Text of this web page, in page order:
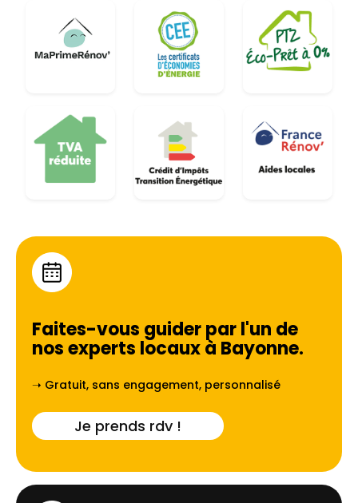
Faites-vous guider par l'un de
nos experts locaux à Bayonne.
➝ Gratuit, sans engagement, personnalisé
Je prends rdv !